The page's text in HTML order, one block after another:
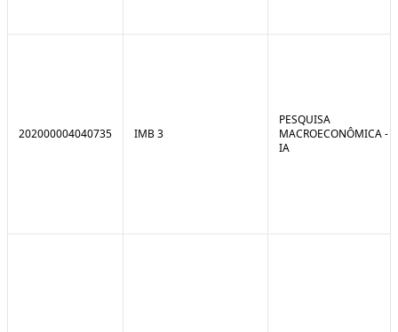
202000004040735 IMB 3
PESQUISA
MACROECONÔMICA -
IA